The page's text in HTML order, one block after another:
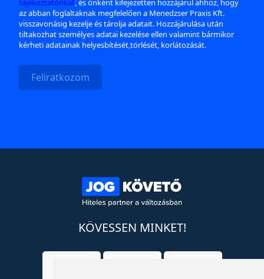
tájékoztatónkat, és önként kifejezetten hozzájárul ahhoz, hogy
az abban foglaltaknak megfelelően a Menedzser Praxis Kft.
visszavonásig kezelje és tárolja adatait. Hozzájárulása után
tiltakozhat személyes adatai kezelése ellen valamint bármikor
kérheti adatainak helyesbítését,törlését, korlátozását.
Feliratkozom
KÖVESSEN MINKET!